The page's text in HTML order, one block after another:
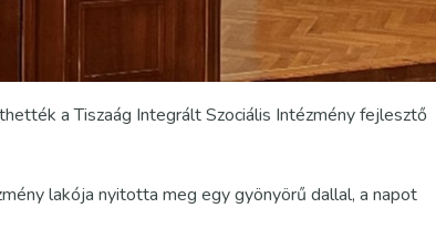
a Tiszaág Integrált Szociális Intézmény fejlesztő
lakója nyitotta meg egy gyönyörű dallal, a napot